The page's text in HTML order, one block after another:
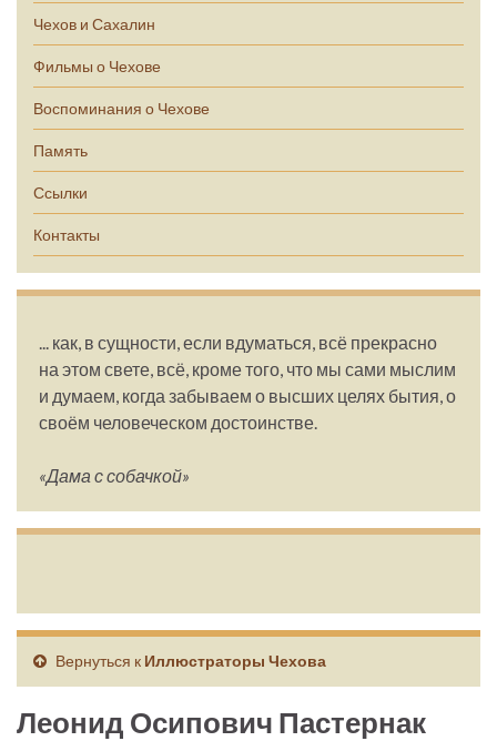
Чехов и Сахалин
Фильмы о Чехове
Воспоминания о Чехове
Память
Ссылки
Контакты
... как, в сущности, если вдуматься, всё прекрасно
на этом свете, всё, кроме того, что мы сами мыслим
и думаем, когда забываем о высших целях бытия, о
своём человеческом достоинстве.
«Дама с собачкой»
Вернуться к Иллюстраторы Чехова
Леонид Осипович Пастернак